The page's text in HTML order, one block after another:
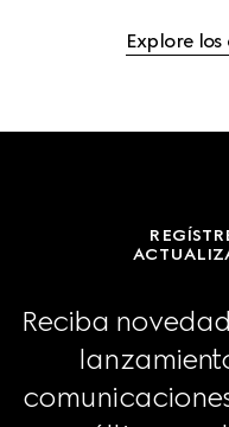
Explore
Reciba